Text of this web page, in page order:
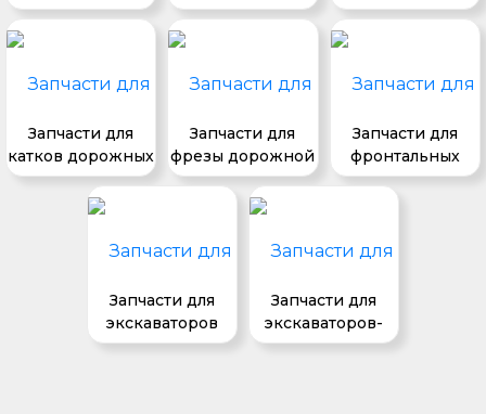
Запчасти для
катков дорожных
Запчасти для
фрезы дорожной
Запчасти для
фронтальных
погрузчиков
Запчасти для
экскаваторов
Запчасти для
экскаваторов-
погрузчиков